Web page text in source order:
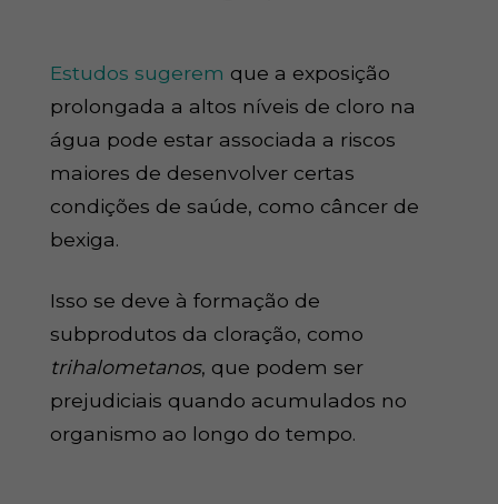
Estudos sugerem que a exposição
prolongada a altos níveis de cloro na
água pode estar associada a riscos
maiores de desenvolver certas
condições de saúde, como câncer de
bexiga.
Isso se deve à formação de
subprodutos da cloração, como
trihalometanos, que podem ser
prejudiciais quando acumulados no
organismo ao longo do tempo.